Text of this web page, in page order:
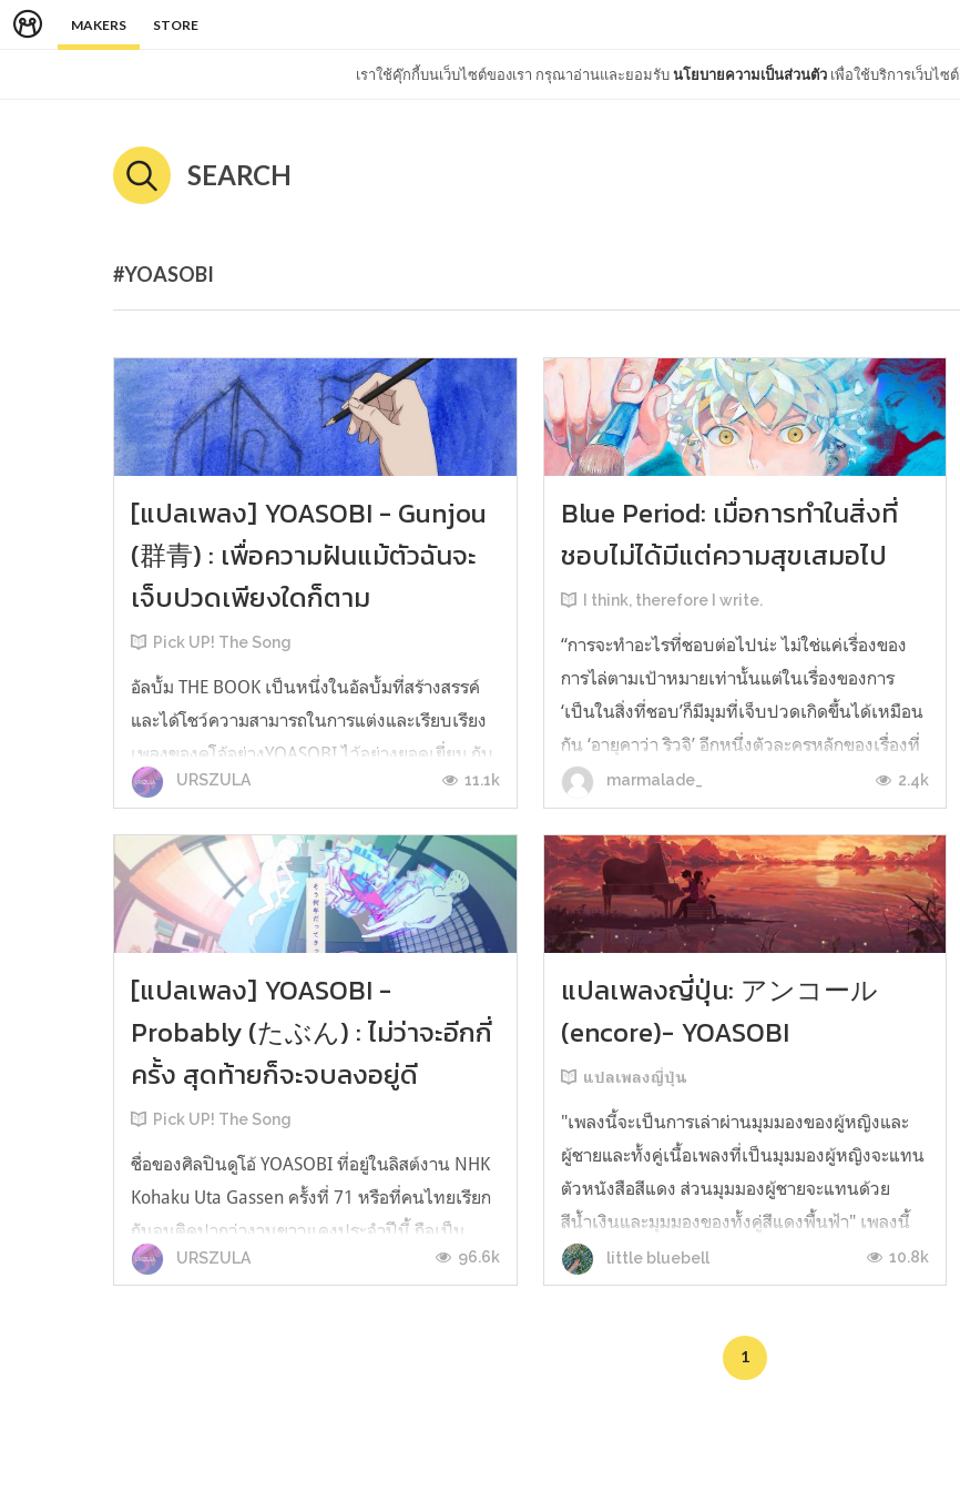
MAKERS STORE
เราใช้คุ๊กกี้บนเว็บไซต์ของเรา กรุณาอ่านและยอมรับนโยบายความเป็นส่วนตัว เพื่อใช้บริการเว็บไซต์
SEARCH
#YOASOBI
[แปลเพลง] YOASOBI - Gunjou
(群青) : เพื่อความฝันแม้ตัวฉันจะ
เจ็บปวดเพียงใดก็ตาม
Pick UP! The Song
อัลบั้ม THE BOOK เป็นหนึ่งในอัลบั้มที่สร้างสรรค์
และได้โชว์ความสามารถในการแต่งและเรียบเรียง
เพลงของดูโอ้อย่างYOASOBI ไว้อย่างยอดเยี่ยม กับ
การหยิบเรื่องราวจากหนังสือหรือมังงะมาขีดเขียน
จากเนื้อหาของมังงะของTsubasa Yamaguchi (山
口飛翔) ที่เรารู้จักกันในนาม Blue Period มา...
URSZULA 11.1k
Blue Period: เมื่อการทำในสิ่งที่
ชอบไม่ได้มีแต่ความสุขเสมอไป
I think, therefore I write.
“การจะทำอะไรที่ชอบต่อไปน่ะ ไม่ใช่แค่เรื่องของ
การไล่ตามเป้าหมายเท่านั้นแต่ในเรื่องของการ
‘เป็นในสิ่งที่ชอบ’ก็มีมุมที่เจ็บปวดเกิดขึ้นได้เหมือน
กัน ‘อายุคาว่า ริวจิ’ อีกหนึ่งตัวละครหลักของเรื่องที่
เป็นเพื่อนในชมรมศิลปะของยาโทระนั้นถ่ายทอด
ประเด็นเรื่องความเจ็บปวดเพราะเป็นในสิ่งอยากจะ
เป็นไว้ได้อย่างย...
marmalade_ 2.4k
[แปลเพลง] YOASOBI -
Probably (たぶん) : ไม่ว่าจะอีกกี่
ครั้ง สุดท้ายก็จะจบลงอยู่ดี
Pick UP! The Song
ชื่อของศิลปินดูโอ้ YOASOBI ที่อยู่ในลิสต์งาน NHK
Kohaku Uta Gassen ครั้งที่ 71 หรือที่คนไทยเรียก
กันจนติดปากว่างานขาวแดงประจำปีนี้ ถือเป็น
หมุดหมายใหม่ที่หน้าจับตามองของวงการเพลงญี่
URSZULA 96.6k
แปลเพลงญี่ปุ่น: アンコール
(encore)- YOASOBI
แปลเพลงญี่ปุ่น
"เพลงนี้จะเป็นการเล่าผ่านมุมมองของผู้หญิงและ
ผู้ชายและทั้งคู่เนื้อเพลงที่เป็นมุมมองผู้หญิงจะแทน
ตัวหนังสือสีแดง ส่วนมุมมองผู้ชายจะแทนด้วย
สีน้ำเงินและมุมมองของทั้งคู่สีแดงพื้นฟ้า" เพลงนี้
เป็นเพลงที่แต่งขึ้นจากเรื่องราวอีกที (เรื่องย่อเกี่ยว
กับที่มาของเพลงนี้จะอยู่ท้ายบทแปลที่สรุปโดยผู้
little bluebell 10.8k
1